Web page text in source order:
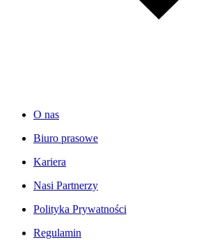
O nas
Biuro prasowe
Kariera
Nasi Partnerzy
Polityka Prywatności
Regulamin